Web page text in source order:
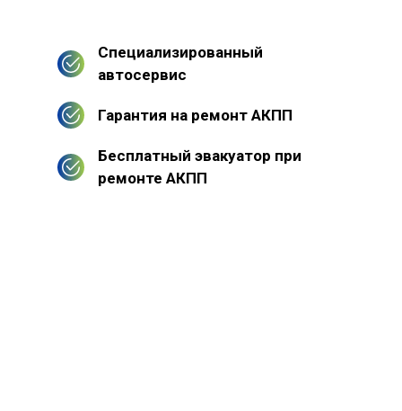
Специализированный
автосервис
Гарантия на ремонт АКПП
Бесплатный эвакуатор при
ремонте АКПП